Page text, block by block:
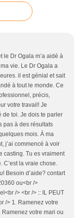
le Dr Ogala m’a aidé à
vie. Le Dr Ogala a
il est génial et sait
à tout le monde. Ce
précis,
votre travail! Je
de toi. Je dois te parler
pas à des résultats
mois. À ma
j’ai commencé à voir
casting. Tu es vraiment
C’est la vraie chose.
Besoin d’aide? contart
ou<br />
/> <br /> :: IL PEUT
/> 1. Ramenez votre
votre mari ou